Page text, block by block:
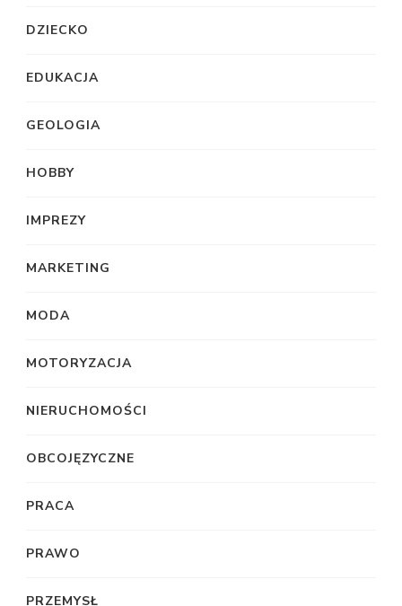
DZIECKO
EDUKACJA
GEOLOGIA
HOBBY
IMPREZY
MARKETING
MODA
MOTORYZACJA
NIERUCHOMOŚCI
OBCOJĘZYCZNE
PRACA
PRAWO
PRZEMYSŁ